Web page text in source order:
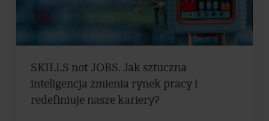
SKILLS not JOBS. Jak sztuczna
inteligencja zmienia rynek pracy i
redefiniuje nasze kariery?